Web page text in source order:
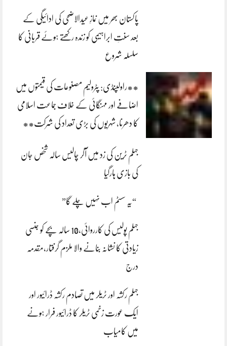
پاکستان بھر میں نمازِ عیدالاضحی کی ادائیگی کے
بعد سنتِ ابراہیمی کو زندہ رکھتے ہوئے قربانی کا
سلسلہ شروع
**راولپنڈی: پٹرولیم مصنوعات کی قیمتوں میں
اضافے اور مہنگائی کے خلاف جماعت اسلامی
کا دھرنا، شہریوں کی بڑی تعداد کی شرکت**
جہلم ٹرین کی زد میں آکر چالیس سالہ شخص جان
کی بازی ہارگیا
“یہ سسٹم اب نہیں چلے گا”
جہلم پولیس کی کارروائی،10 سالہ بچے کو جنسی
زیادتی کا نشانہ بنانے والا ملزم گرفتار،مقدمہ
درج
جہلم رکشہ اور ٹریلر میں تصادم رکشہ ڈرائیور اور
ایک عورت زخمی ٹریلر کا ڈرائیور فرار ہونے
میں کامیاب